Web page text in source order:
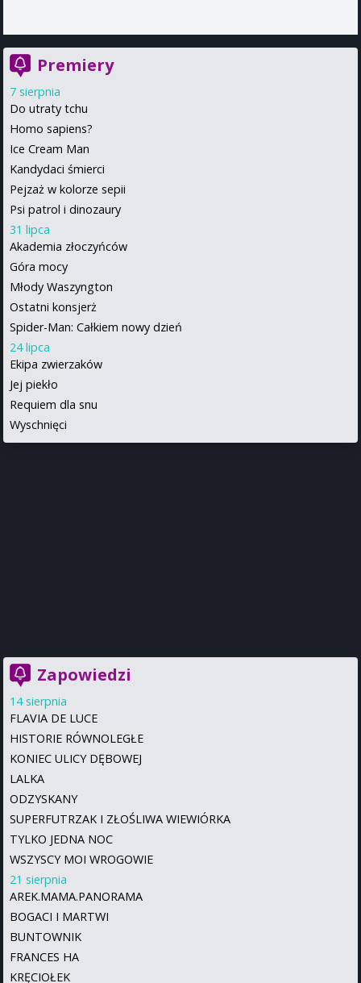
Premiery
7 sierpnia
Do utraty tchu
Homo sapiens?
Ice Cream Man
Kandydaci śmierci
Pejzaż w kolorze sepii
Psi patrol i dinozaury
31 lipca
Akademia złoczyńców
Góra mocy
Młody Waszyngton
Ostatni konsjerż
Spider-Man: Całkiem nowy dzień
24 lipca
Ekipa zwierzaków
Jej piekło
Requiem dla snu
Wyschnięci
Zapowiedzi
14 sierpnia
FLAVIA DE LUCE
HISTORIE RÓWNOLEGŁE
KONIEC ULICY DĘBOWEJ
LALKA
ODZYSKANY
SUPERFUTRZAK I ZŁOŚLIWA WIEWIÓRKA
TYLKO JEDNA NOC
WSZYSCY MOI WROGOWIE
21 sierpnia
AREK.MAMA.PANORAMA
BOGACI I MARTWI
BUNTOWNIK
FRANCES HA
KRĘCIOŁEK